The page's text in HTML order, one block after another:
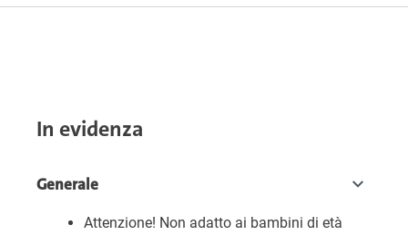
In evidenza
Generale
Attenzione! Non adatto ai bambini di età